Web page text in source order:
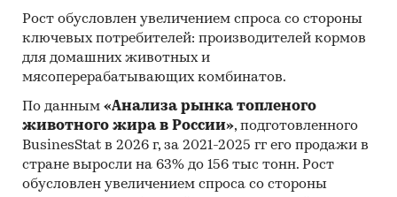
Рост обусловлен увеличением спроса со стороны
ключевых потребителей: производителей кормов
для домашних животных и
мясоперерабатывающих комбинатов.
По данным «Анализа рынка топленого
животного жира в России», подготовленного
BusinesStat в 2026 г, за 2021-2025 гг его продажи в
стране выросли на 63% до 156 тыс тонн. Рост
обусловлен увеличением спроса со стороны